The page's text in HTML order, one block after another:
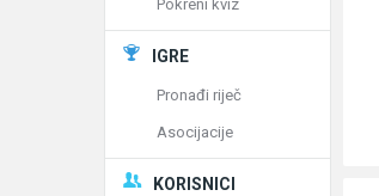
Pokreni kviz
IGRE
Pronađi riječ
Asocijacije
KORISNICI